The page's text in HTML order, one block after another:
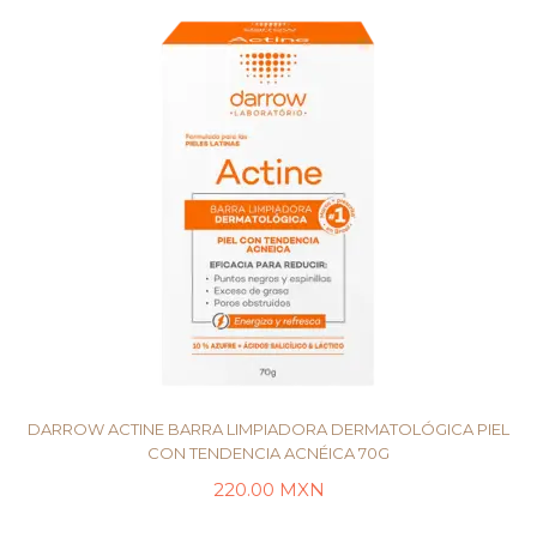
DARROW ACTINE BARRA LIMPIADORA DERMATOLÓGICA PIEL
CON TENDENCIA ACNÉICA 70G
220.00 MXN